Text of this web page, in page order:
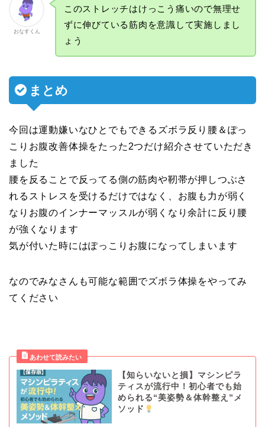
おなすくん
このストレッチはけっこう痛いので無理せ
ずに伸びている筋肉を意識して実施しまし
ょう
まとめ
今回は運動嫌いなひとでもできるズボラ反り腰＆ぽっ
こりお腹改善体操をたった2つだけ紹介させていただき
ました
腰を反ることで反ってる側の筋肉や靭帯が押しつぶさ
れるストレスを受けるだけではなく、お腹も力が弱く
なりお腹のインナーマッスルが弱くなり余計に反り腰
が強くなります
気が付いた時にはぽっこりお腹になってしまいます
なのでみなさんも可能な範囲でズボラ体操をやってみ
てください
【知らいないと損】マシンピラ
ティスが流行中！初心者でも始
められる“美姿勢＆体幹整え”メ
ソッド